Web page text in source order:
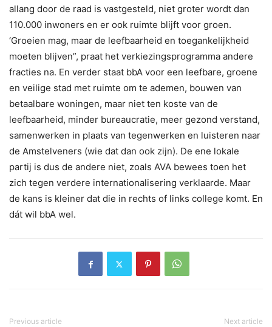
allang door de raad is vastgesteld, niet groter wordt dan
110.000 inwoners en er ook ruimte blijft voor groen.
‘Groeien mag, maar de leefbaarheid en toegankelijkheid
moeten blijven”, praat het verkiezingsprogramma andere
fracties na. En verder staat bbA voor een leefbare, groene
en veilige stad met ruimte om te ademen, bouwen van
betaalbare woningen, maar niet ten koste van de
leefbaarheid, minder bureaucratie, meer gezond verstand,
samenwerken in plaats van tegenwerken en luisteren naar
de Amstelveners (wie dat dan ook zijn). De ene lokale
partij is dus de andere niet, zoals AVA bewees toen het
zich tegen verdere internationalisering verklaarde. Maar
de kans is kleiner dat die in rechts of links college komt. En
dát wil bbA wel.
Previous article Next article